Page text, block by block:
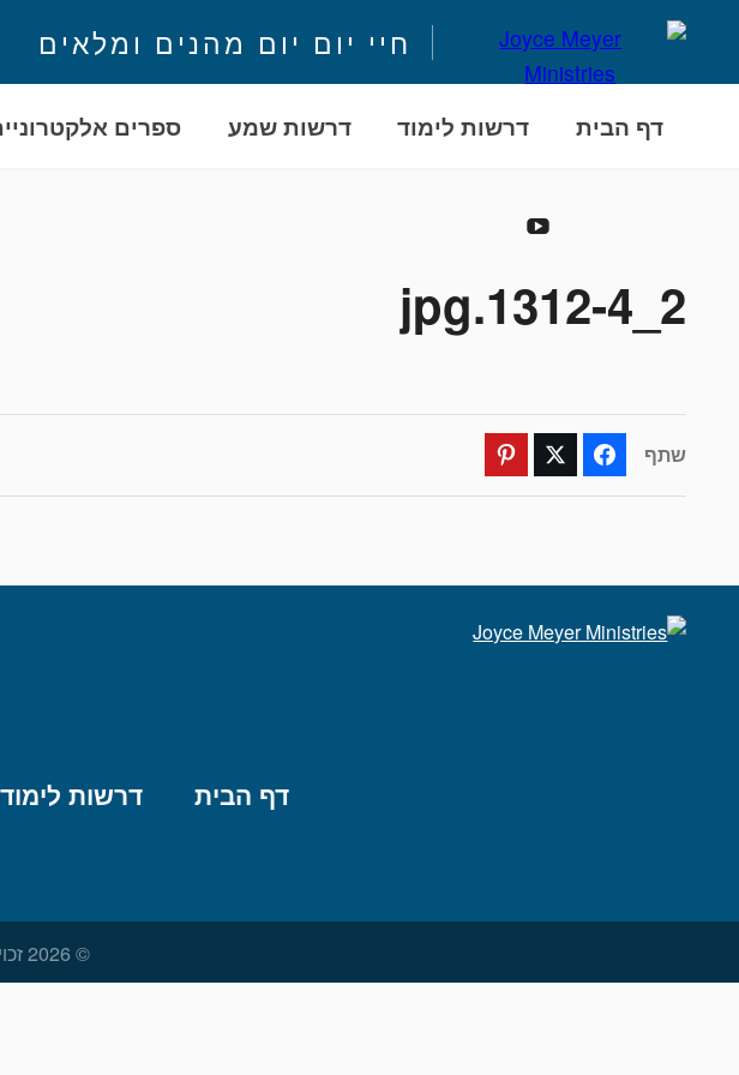
חיי יום יום מהנים ומלאים
דף הבית דרשות לימוד דרשות שמע ספרים
לִתְרוֹםYouTube
2_1312-4.jpg
שתף Facebook
Twitter
דף הבית דרשות לימוד
© 2026 זכויות יוצרים כל הזכויות שמורות